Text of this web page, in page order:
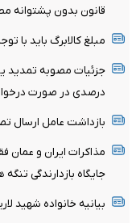
قانون بدون پشتوانه
مبلغ کالابرگ باید با
درصدی در صورت
بازداشت عامل ارسال
مذاکرات ایران و عمان
جایگاه بازدارندگی
بیانیه خانواده شهید